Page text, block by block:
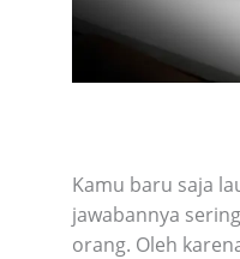
Kamu baru saja
jawabannya
orang. Oleh